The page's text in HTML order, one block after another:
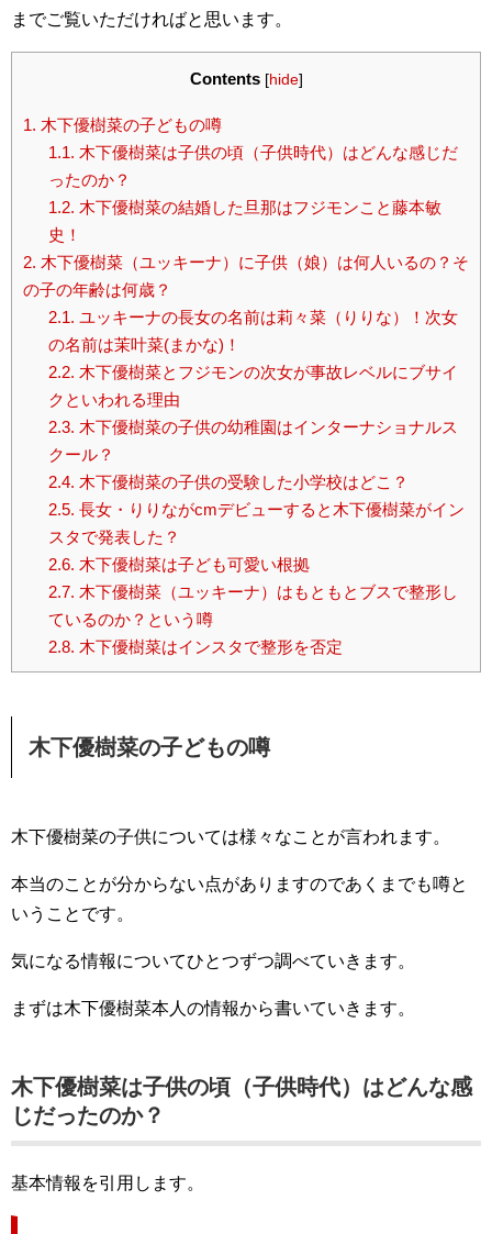
までご覧いただければと思います。
Contents [hide]
1. 木下優樹菜の子どもの噂
1.1. 木下優樹菜は子供の頃（子供時代）はどんな感じだ
ったのか？
1.2. 木下優樹菜の結婚した旦那はフジモンこと藤本敏
史！
2. 木下優樹菜（ユッキーナ）に子供（娘）は何人いるの？そ
の子の年齢は何歳？
2.1. ユッキーナの長女の名前は莉々菜（りりな）！次女
の名前は茉叶菜(まかな)！
2.2. 木下優樹菜とフジモンの次女が事故レベルにブサイ
クといわれる理由
2.3. 木下優樹菜の子供の幼稚園はインターナショナルス
クール？
2.4. 木下優樹菜の子供の受験した小学校はどこ？
2.5. 長女・りりながcmデビューすると木下優樹菜がイン
スタで発表した？
2.6. 木下優樹菜は子ども可愛い根拠
2.7. 木下優樹菜（ユッキーナ）はもともとブスで整形し
ているのか？という噂
2.8. 木下優樹菜はインスタで整形を否定
木下優樹菜の子どもの噂
木下優樹菜の子供については様々なことが言われます。
本当のことが分からない点がありますのであくまでも噂と
いうことです。
気になる情報についてひとつずつ調べていきます。
まずは木下優樹菜本人の情報から書いていきます。
木下優樹菜は子供の頃（子供時代）はどんな感
じだったのか？
基本情報を引用します。